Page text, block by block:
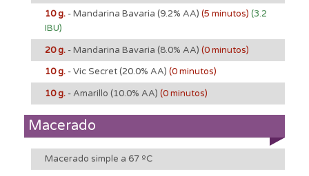
10 g. - Mandarina Bavaria (9.2% AA) (5 minutos) (3.2
IBU)
20 g. - Mandarina Bavaria (8.0% AA) (0 minutos)
10 g. - Vic Secret(20.0% AA) (0 minutos)
10 g. - Amarillo (10.0% AA) (0 minutos)
Macerado
Macerado simple a 67 ºC